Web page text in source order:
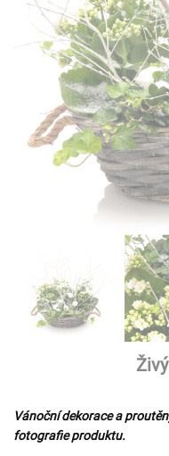
Vánoční dekorace a
fotografie produktu.